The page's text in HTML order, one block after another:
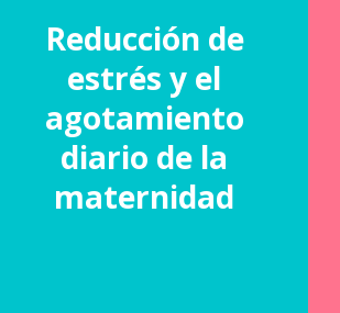
Reducción de
estrés y el
agotamiento
diario de la
maternidad